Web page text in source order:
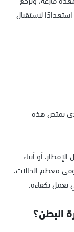
لاستقبال
يمتص هذه
أو أثناء
معظم الحالات،
يعمل بكفاءة.
البطن؟